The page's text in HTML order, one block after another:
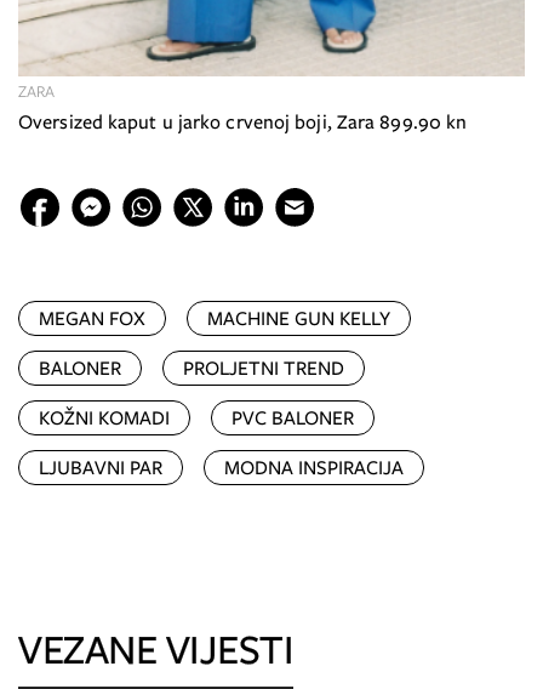
Oversized kaput u jarko crvenoj boji, Zara 899.90 kn
ZARA
MEGAN FOX
MACHINE GUN KELLY
BALONER
PROLJETNI TREND
KOŽNI KOMADI
PVC BALONER
LJUBAVNI PAR
MODNA INSPIRACIJA
VEZANE VIJESTI